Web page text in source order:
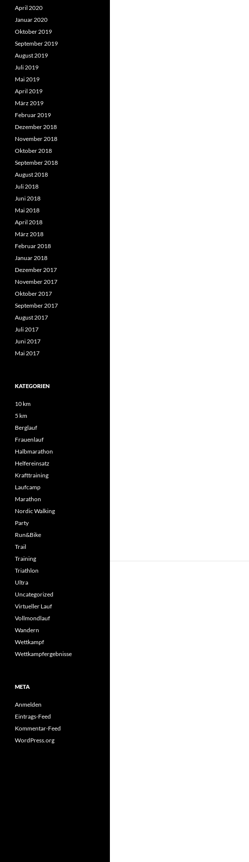
April 2020
Januar 2020
Oktober 2019
September 2019
August 2019
Juli 2019
Mai 2019
April 2019
März 2019
Februar 2019
Dezember 2018
November 2018
Oktober 2018
September 2018
August 2018
Juli 2018
Juni 2018
Mai 2018
April 2018
März 2018
Februar 2018
Januar 2018
Dezember 2017
November 2017
Oktober 2017
September 2017
August 2017
Juli 2017
Juni 2017
Mai 2017
KATEGORIEN
10 km
5 km
Berglauf
Frauenlauf
Halbmarathon
Helfereinsatz
Krafttraining
Laufcamp
Marathon
Nordic Walking
Party
Run&Bike
Trail
Training
Triathlon
Ultra
Uncategorized
Virtueller Lauf
Vollmondlauf
Wandern
Wettkampf
Wettkampfergebnisse
META
Anmelden
Eintrags-Feed
Kommentar-Feed
WordPress.org